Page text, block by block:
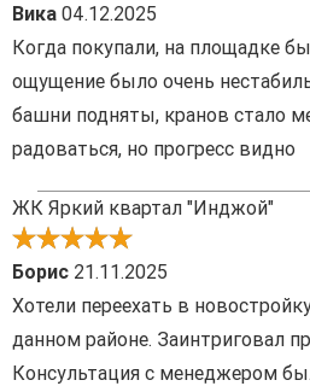
Вика 04.12.2025
Когда покупали, на площадке
ощущение было очень
башни подняты, кранов стало
радоваться, но прогресс видно
ЖК Яркий квартал "Инджой"
Борис 21.11.2025
Хотели переехать в
данном районе. Заинтриговал
Консультация с менеджером